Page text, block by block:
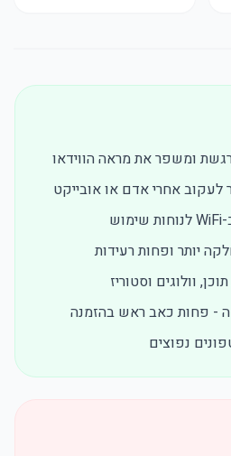
ומשפר את מראה הווידאו
יותר ופחות רעידות
וולוגים וסטוריז
- פחות כאב ראש בהזמנה
נפוצים